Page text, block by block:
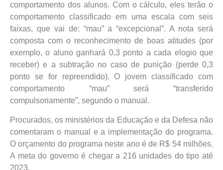
comportamento dos alunos. Com o cálculo, eles terão o
comportamento classificado em uma escala com seis
faixas, que vai de: “mau” a “excepcional”. A nota será
composta com o reconhecimento de boas atitudes (por
exemplo, o aluno ganhará 0,3 ponto a cada elogio que
receber) e a subtração no caso de punição (perde 0,3
ponto se for repreendido). O jovem classificado com
comportamento “mau” será “transferido
compulsoriamente”, segundo o manual.
Procurados, os ministérios da Educação e da Defesa não
comentaram o manual e a implementação do programa.
O orçamento do programa neste ano é de R$ 54 milhões.
A meta do governo é chegar a 216 unidades do tipo até
2023.